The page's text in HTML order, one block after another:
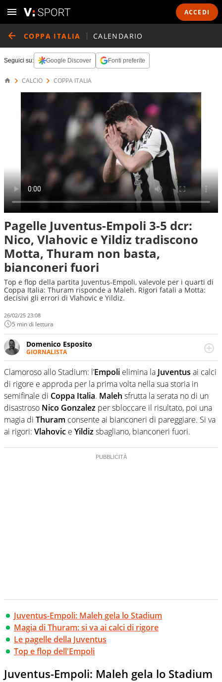
ACCEDI
COPPA ITALIA CALENDARIO
Seguici su: Google Discover Fonti preferite
CALCIO COPPA ITALIA
Pagelle Juventus-Empoli 3-5 dcr:
Nico, Vlahovic e Yildiz tradiscono
Motta, Thuram non basta,
bianconeri fuori
Top e flop della partita Juventus-Empoli, valevole per i quarti di
Coppa Italia: Thuram risponde a Maleh. Rigori fatali a Motta:
decisivi gli errori di Vlahovic e Yildiz.
26/02/25 23:08
5 min di lettura
Domenico Esposito
GIORNALISTA
Da vent’anni in campo e sul campo per vivere ogni evento
in tutte le sue sfaccettature. Passione smisurata per il
calcio e per la sfera di cuoio. Il pallone è una cosa
serissima, guai a dirgli di no
Clamoroso allo Stadium: l’Empoli elimina la Juventus ai calci
di rigore e approda per la prima volta nella sua storia in
semifinale di Coppa Italia. Maleh sfrutta la serata no di un
disastroso Nico Gonzalez per sbloccare il risultato, poi una
magia di Thuram consente ai bianconeri di pareggiare. Si va
ai rigori: Vlahovic e Yildizsbagliano, bianconeri fuori.
Juventus-Empoli: Maleh gela lo Stadium
Magia di Thuram: si va ai calci di rigore
Le pagelle della Juventus
Top e flop dell'Empoli
Juventus-Empoli: Maleh gela lo Stadium